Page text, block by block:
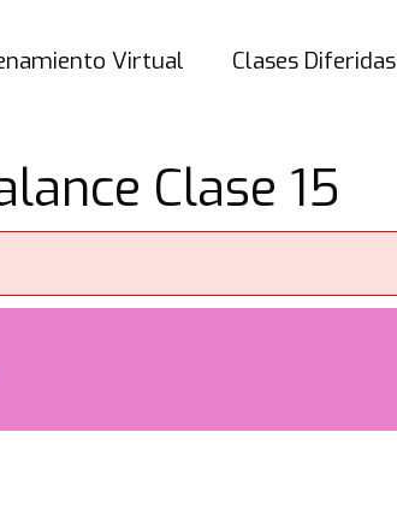
Virtual Clases Diferidas
Clase 15